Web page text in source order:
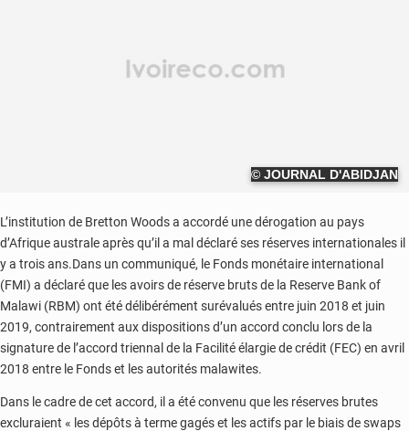
© JOURNAL D'ABIDJAN
L’institution de Bretton Woods a accordé une dérogation au pays
d’Afrique australe après qu’il a mal déclaré ses réserves internationales il
y a trois ans.Dans un communiqué, le Fonds monétaire international
(FMI) a déclaré que les avoirs de réserve bruts de la Reserve Bank of
Malawi (RBM) ont été délibérément surévalués entre juin 2018 et juin
2019, contrairement aux dispositions d’un accord conclu lors de la
signature de l’accord triennal de la Facilité élargie de crédit (FEC) en avril
2018 entre le Fonds et les autorités malawites.
Dans le cadre de cet accord, il a été convenu que les réserves brutes
excluraient « les dépôts à terme gagés et les actifs par le biais de swaps